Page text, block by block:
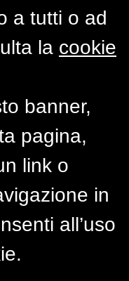
o
a tutti o ad
la cookie
banner,
pagina,
link o
in
all’uso